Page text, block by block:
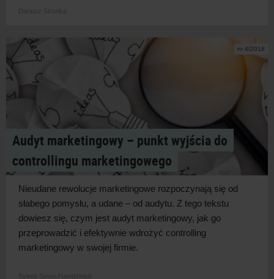
nr 4/2018
Audyt marketingowy – punkt wyjścia do
controllingu marketingowego
Nieudane rewolucje marketingowe rozpoczynają się od
słabego pomysłu, a udane – od audytu. Z tego tekstu
dowiesz się, czym jest audyt marketingowy, jak go
przeprowadzić i efektywnie wdrożyć controlling
marketingowy w swojej firmie.